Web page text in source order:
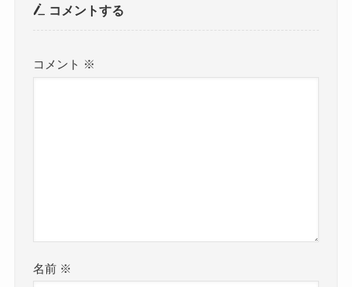
コメントする
コメント ※
名前 ※